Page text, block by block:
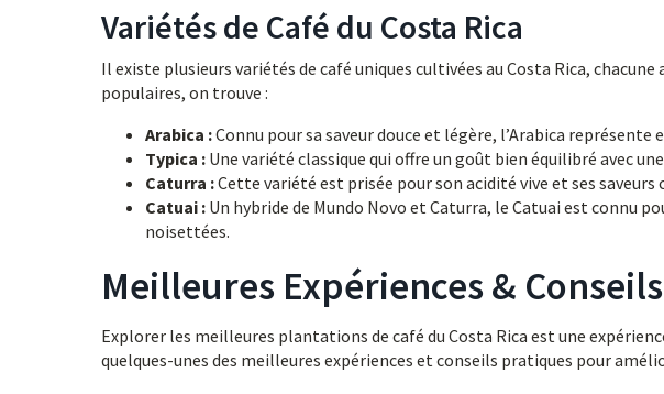
Variétés de Café du Costa Rica
Il existe plusieurs variétés de café uniques cultivées au Costa Rica,
populaires, on trouve :
Arabica :Connu pour sa saveur douce et légère, l’Arabica
Typica : Une variété classique qui offre un goût bien équilibré avec
Caturra :Cette variété est prisée pour son acidité vive et ses
Catuai : Un hybride de Mundo Novo et Caturra, le Catuai est connu
noisettées.
Meilleures Expériences &
Explorer les meilleures plantations de café du Costa Rica est une
quelques-unes des meilleures expériences et conseils pratiques pour